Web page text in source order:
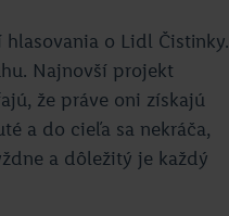
o Lidl Čistinky.
Najnovší projekt
že práve oni získajú
a do cieľa sa nekráča,
a dôležitý je každý